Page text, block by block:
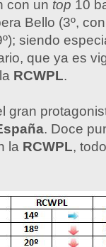
con un top 10
Bello (3º,
siendo
que ya es
RCWPL.
gran
. Doce
la RCWPL,